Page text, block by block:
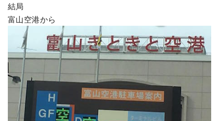
結局
富山空港から